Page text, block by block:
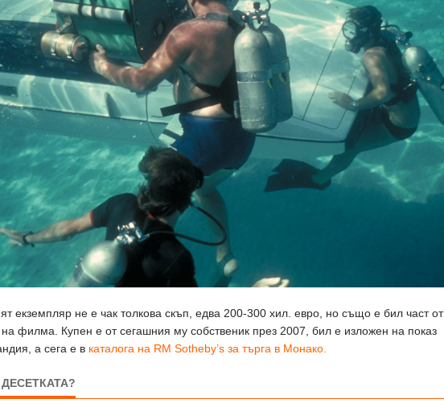
екземпляр не е чак толкова скъп, едва 200-300 хил. евро, но също е бил част от
на филма. Купен е от сегашния му собственик през 2007, бил е изложен на показ
а сега е в каталога на RM Sotheby’s за търга в Монако.